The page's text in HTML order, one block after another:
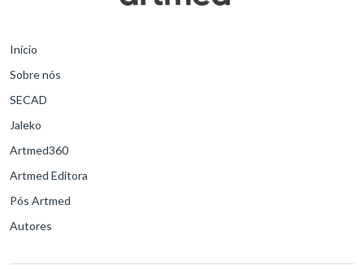
Início
Sobre nós
SECAD
Jaleko
Artmed360
Artmed Editora
Pós Artmed
Autores